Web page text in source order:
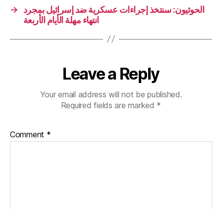
→
الحوثيون: سنتخذ إجراءات عسكرية ضد إسرائيل بمجرد
انتهاء مهلة الأيام الأربعة
Leave a Reply
Your email address will not be published.
Required fields are marked *
Comment *